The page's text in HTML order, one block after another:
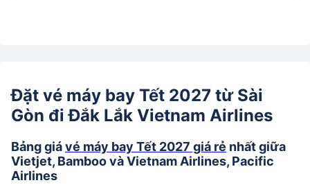
Đặt vé máy bay Tết 2027 từ Sài
Gòn đi Đắk Lắk Vietnam Airlines
Bảng giávé máy bay Tết 2027 giá rẻ nhất giữa
Vietjet, Bamboo và Vietnam Airlines, Pacific
Airlines